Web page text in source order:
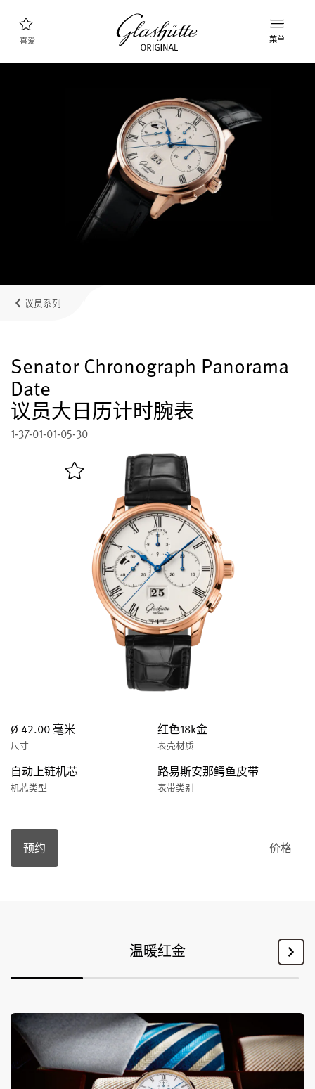
喜爱 菜单
了解更多关于该工厂的信息
我的账户
售后服务
国际质保, 保养, 修复工作室
联系方式
与我们取得联系
English Deutsch
关闭菜单
议员系列
Senator Chronograph Panorama
Date
议员大日历计时腕表
1-37-01-01-05-30
Ø 42.00 毫米
尺寸
红色18k金
表壳材质
自动上链机芯
机芯类型
路易斯安那鳄鱼皮带
表带类别
预约 价格
温暖红金